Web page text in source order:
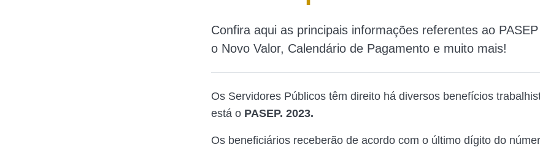
Confira aqui as principais informações referentes ao
o Novo Valor, Calendário de Pagamento e muito mais!
Os Servidores Públicos têm direito há diversos benefícios
está o PASEP. 2023.
Os beneficiários receberão de acordo com o último dígito do